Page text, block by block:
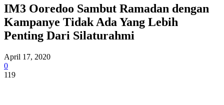
IM3 Ooredoo Sambut Ramadan dengan
Kampanye Tidak Ada Yang Lebih
Penting Dari Silaturahmi
April 17, 2020
0
119